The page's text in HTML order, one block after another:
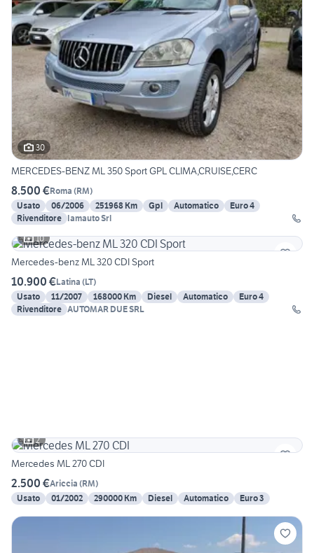
30
MERCEDES-BENZ ML 350 Sport GPL CLIMA,CRUISE,CERC
8.500 €Roma (RM)
Usato
06/2006 251968 Km Gpl Automatico
Euro 4
Rivenditore Iamauto Srl
10
Mercedes-benz ML 320 CDI Sport
10.900 €Latina (LT)
Usato
11/2007 168000 Km Diesel Automatico
Euro 4
Rivenditore AUTOMAR DUE SRL
2
Mercedes ML 270 CDI
2.500 €Ariccia (RM)
Usato
01/2002 290000 Km Diesel Automatico Euro 3